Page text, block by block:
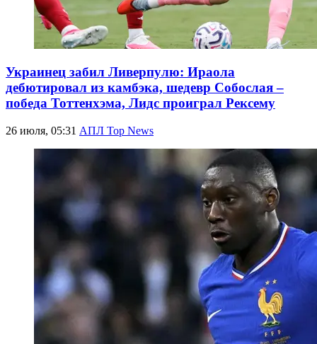
Украинец забил Ливерпулю: Ираола
дебютировал из камбэка, шедевр Собослая –
победа Тоттенхэма, Лидс проиграл Рексему
26 июля, 05:31 АПЛ Top News